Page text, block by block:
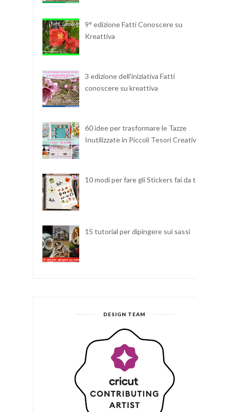
9° edizione Fatti Conoscere su
Kreattiva
3 edizione dell'iniziativa Fatti
conoscere su kreattiva
60 idee per trasformare le Tazze
Inutilizzate in Piccoli Tesori Creativi
10 modi per fare gli Stickers fai da te
15 tutorial per dipingere sui sassi
DESIGN TEAM